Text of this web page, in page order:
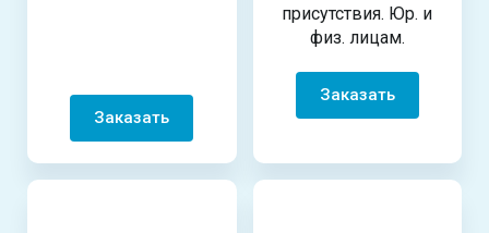
Заказать
присутствия. Юр. и
физ. лицам.
Заказать